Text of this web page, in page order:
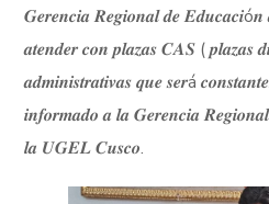
𝑮𝒆𝒓𝒆𝒏𝒄𝒊𝒂 𝑹𝒆𝒈𝒊𝒐𝒏𝒂𝒍 𝒅𝒆
𝒂𝒕𝒆𝒏𝒅𝒆𝒓 𝒄𝒐𝒏 𝒑𝒍𝒂𝒛𝒂𝒔 𝑪𝑨𝑺 ( 𝒑𝒍𝒂𝒛𝒂𝒔
𝒂𝒅𝒎𝒊𝒏𝒊𝒔𝒕𝒓𝒂𝒕𝒊𝒗𝒂𝒔 𝒒𝒖𝒆 𝒔𝒆𝒓á
𝒊𝒏𝒇𝒐𝒓𝒎𝒂𝒅𝒐 𝒂 𝒍𝒂 𝑮𝒆𝒓𝒆𝒏𝒄𝒊𝒂
𝒍𝒂 𝑼𝑮𝑬𝑳 𝑪𝒖𝒔𝒄𝒐.